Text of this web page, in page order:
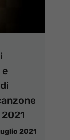
e
2021